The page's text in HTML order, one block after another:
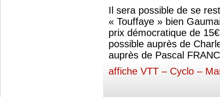
Il sera possible de se
« Touffaye » bien
prix démocratique de
possible auprès de
auprès de Pascal
affiche VTT – Cyclo –